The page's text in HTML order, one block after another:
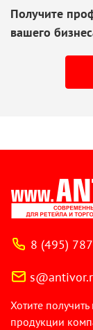
Получите
вашего
8 (495)
Хотите
продукции